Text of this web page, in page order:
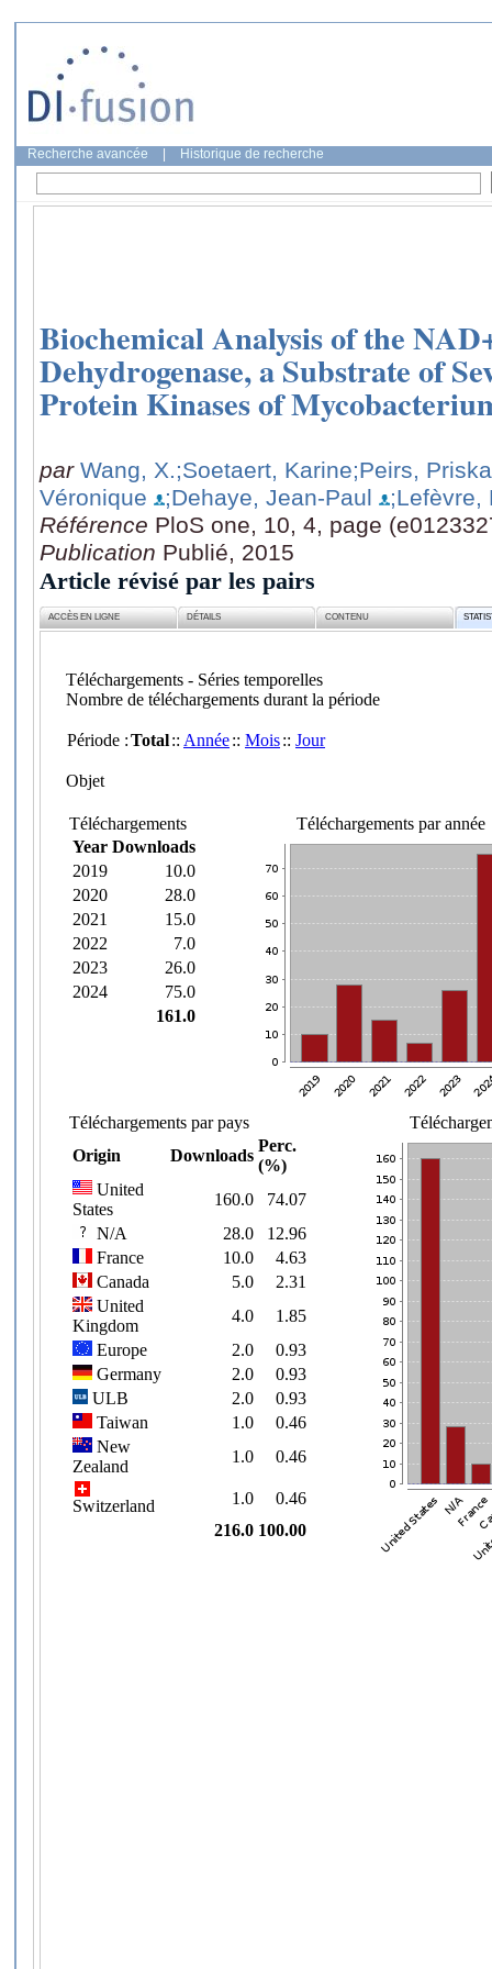
Recherche avancée Historique de recherche
Biochemical Analysis of the
Dehydrogenase, a Substrate of
Protein Kinases of
par Wang, X.;Soetaert, Karine;Peirs, Priska
Véronique
;Dehaye, Jean-Paul
;Lefèvre,
Référence PloS one, 10, 4, page
Publication Publié, 2015
Article révisé par les pairs
ACCÈS EN LIGNE DÉTAILS CONTENU